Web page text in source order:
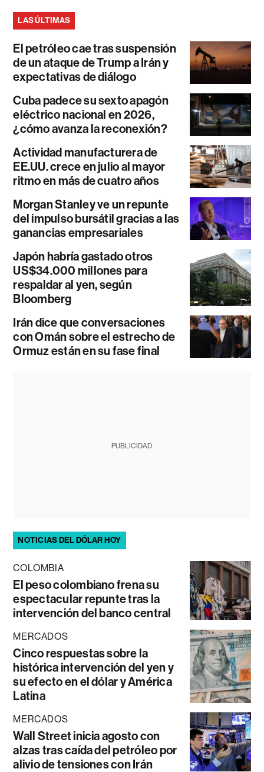
LAS ÚLTIMAS
El petróleo cae tras suspensión
de un ataque de Trump a Irán y
expectativas de diálogo
Cuba padece su sexto apagón
eléctrico nacional en 2026,
¿cómo avanza la reconexión?
Actividad manufacturera de
EE.UU. crece en julio al mayor
ritmo en más de cuatro años
Morgan Stanley ve un repunte
del impulso bursátil gracias a las
ganancias empresariales
Japón habría gastado otros
US$34.000 millones para
respaldar al yen, según
Bloomberg
Irán dice que conversaciones
con Omán sobre el estrecho de
Ormuz están en su fase final
PUBLICIDAD
NOTICIAS DEL DÓLAR HOY
COLOMBIA
El peso colombiano frena su
espectacular repunte tras la
intervención del banco central
MERCADOS
Cinco respuestas sobre la
histórica intervención del yen y
su efecto en el dólar y América
Latina
MERCADOS
Wall Street inicia agosto con
alzas tras caída del petróleo por
alivio de tensiones con Irán